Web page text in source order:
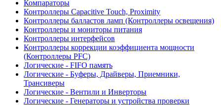
Компараторы
Контроллеры Capacitive Touch, Proximity
Контроллеры балластов ламп (Контроллеры освещения)
Контроллеры и мониторы питания
Контроллеры интерфейсов
Контроллеры коррекции коэффициента мощности
(Контроллеры PFC)
Логические - FIFO память
Логические - Буферы, Драйверы, Приемники,
Трансиверы
Логические - Вентили и Инверторы
Логические - Генераторы и устройства проверки